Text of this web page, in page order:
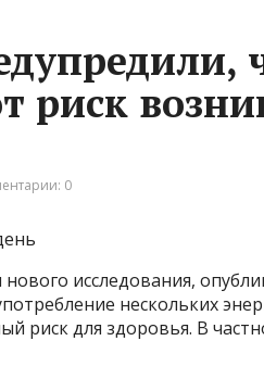
риск
0
исследования,
нескольких
риск для здоровья. В